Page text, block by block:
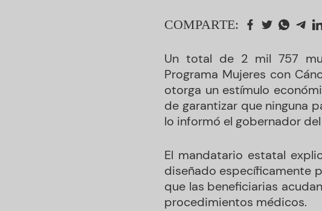
COMPARTE:
Un total de 2 mil 757
Programa Mujeres con
otorga un estímulo
de garantizar que ninguna
lo informó el gobernador
El mandatario estatal
diseñado específicamente
que las beneficiarias
procedimientos médicos.